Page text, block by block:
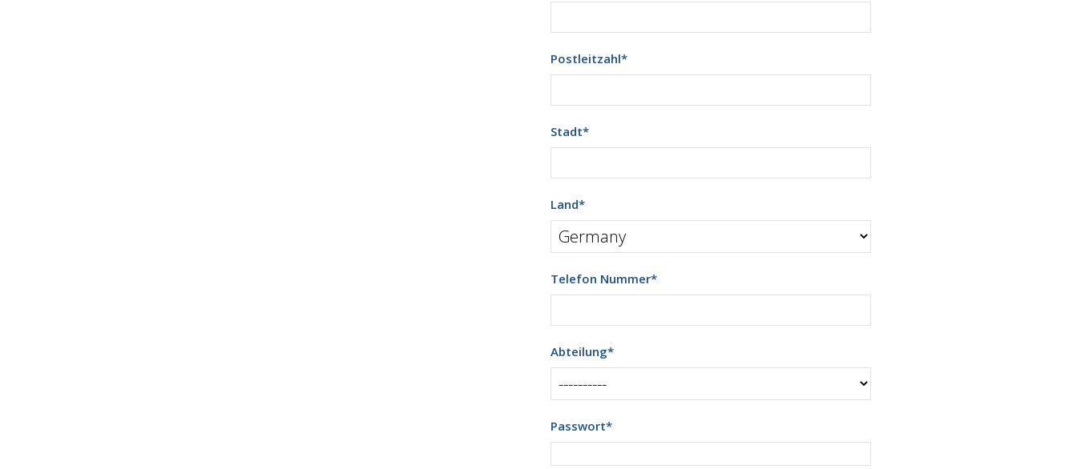
Postleitzahl*
Stadt*
Land*
Telefon Nummer*
Abteilung*
Passwort*